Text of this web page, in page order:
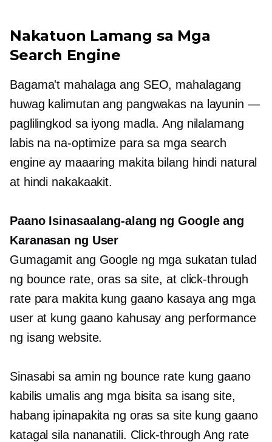
Nakatuon Lamang sa Mga
Search Engine
Bagama't mahalaga ang SEO, mahalagang
huwag kalimutan ang pangwakas na layunin —
paglilingkod sa iyong madla. Ang nilalamang
labis na na-optimize para sa mga search
engine ay maaaring makita bilang hindi natural
at hindi nakakaakit.
Paano Isinasaalang-alang ng Google ang
Karanasan ng User
Gumagamit ang Google ng mga sukatan tulad
ng bounce rate, oras sa site, at click-through
rate para makita kung gaano kasaya ang mga
user at kung gaano kahusay ang performance
ng isang website.
Sinasabi sa amin ng bounce rate kung gaano
kabilis umalis ang mga bisita sa isang site,
habang ipinapakita ng oras sa site kung gaano
katagal sila nananatili. Click-through Ang rate